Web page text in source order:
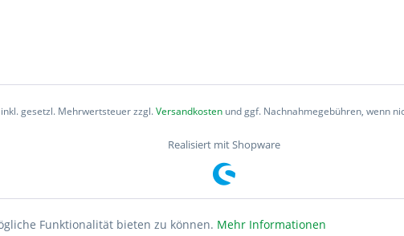
gesetzl. Mehrwertsteuer zzgl.Versandkostenund ggf. Nachnahmegebühren, wenn
Realisiert mit Shopware
Funktionalität bieten zu können. Mehr Informationen